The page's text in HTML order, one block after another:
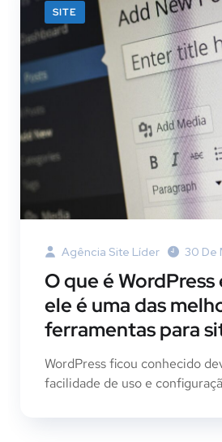
SITE
Agência Site Líder 30 De
O que é
ele é uma das
ferramentas para
WordPress ficou conhecido
facilidade de uso e